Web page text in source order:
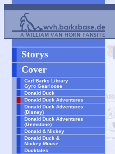
Storys
Cover
Carl Barks Library
Gyro Gearloose
Donald Duck
Donald Duck Adventures
Donald Duck Adventures
(Disney)
Donald Duck Adventures
(Gemstone)
Donald & Mickey
Donald Duck &
Mickey Mouse
Ducktales